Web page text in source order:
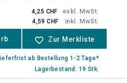
4,25 CHF exkl. MwSt.
4,59 CHF inkl. MwSt.
favorite_border Zur Merkliste
ab Bestellung 1-2 Tage*
Lagerbestand: 19 Stk.